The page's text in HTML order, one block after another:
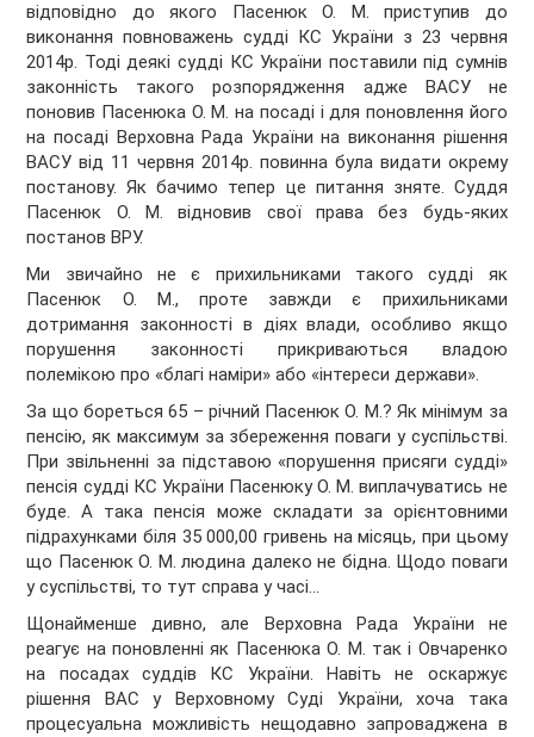
відповідно до якого Пасенюк О. М. приступив до
виконання повноважень судді КС України з 23 червня
2014р. Тоді деякі судді КС України поставили під сумнів
законність такого розпорядження адже ВАСУ не
поновив Пасенюка О. М. на посаді і для поновлення його
на посаді Верховна Рада України на виконання рішення
ВАСУ від 11 червня 2014р. повинна була видати окрему
постанову. Як бачимо тепер це питання зняте. Суддя
Пасенюк О. М. відновив свої права без будь-яких
постанов ВРУ.
Ми звичайно не є прихильниками такого судді як
Пасенюк О. М., проте завжди є прихильниками
дотримання законності в діях влади, особливо якщо
порушення законності прикриваються владою
полемікою про «благі наміри» або «інтереси держави».
За що бореться 65 – річний Пасенюк О. М.? Як мінімум за
пенсію, як максимум за збереження поваги у суспільстві.
При звільненні за підставою «порушення присяги судді»
пенсія судді КС України Пасенюку О. М. виплачуватись не
буде. А така пенсія може складати за орієнтовними
підрахунками біля 35 000,00 гривень на місяць, при цьому
що Пасенюк О. М. людина далеко не бідна. Щодо поваги
у суспільстві, то тут справа у часі…
Щонайменше дивно, але Верховна Рада України не
реагує на поновленні як Пасенюка О. М. так і Овчаренко
на посадах суддів КС України. Навіть не оскаржує
рішення ВАС у Верховному Суді України, хоча така
процесуальна можливість нещодавно запроваджена в